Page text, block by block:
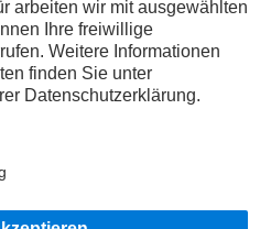
von
Ob Fahrzeugnutzung oder
Financial Services hat die
und dein Business.